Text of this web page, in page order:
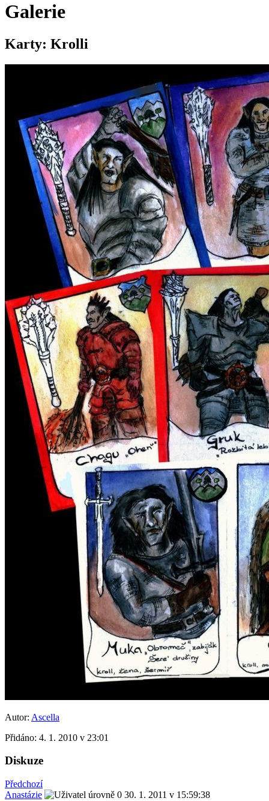
Galerie
Karty: Krolli
Autor: Ascella
Přidáno: 4. 1. 2010 v 23:01
Diskuze
Předchozí
Anastázie
30. 1. 2011 v 15:59:38